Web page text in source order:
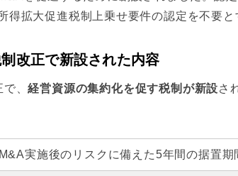
得拡大促進税制上乗せ要件の認定を不要と
改正で新設された内容
で、経営資源の集約化を促す税制が新設さ
M&A実施後のリスクに備えた5年間の据置期